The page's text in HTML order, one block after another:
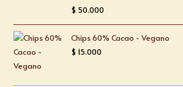
Valorado
$ 50.000
Chips 60% Cacao - Vegano
$ 15.000